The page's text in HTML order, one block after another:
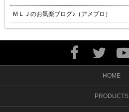
ＭＬＪのお気楽ブログ♪（アメブロ）
HOME
PRODUCTS